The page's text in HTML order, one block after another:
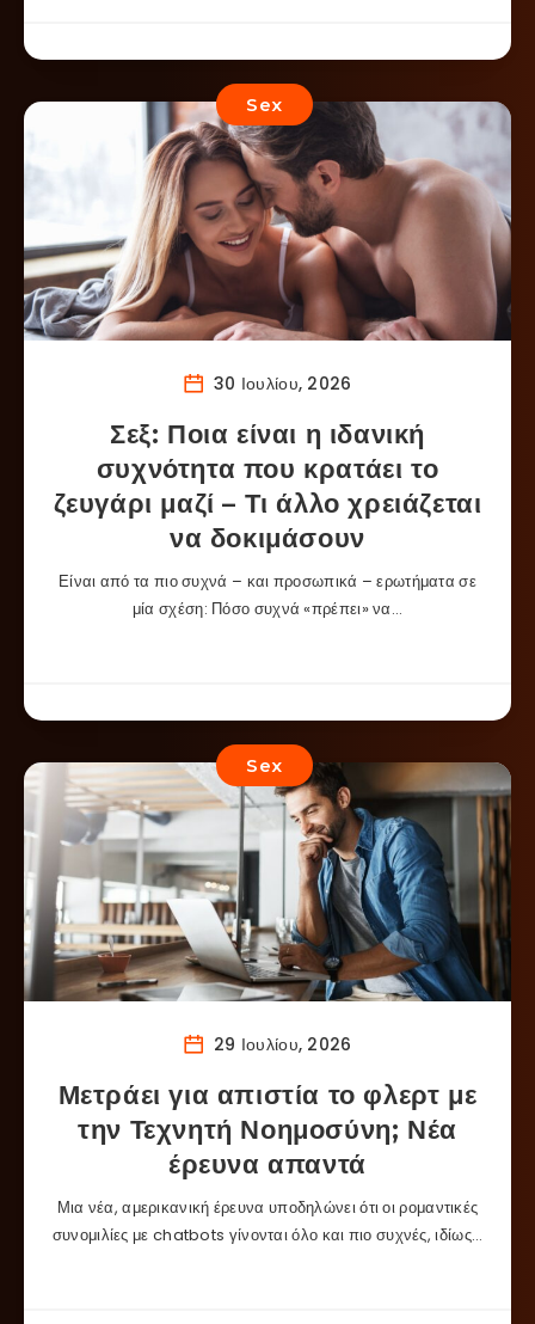
Sex
30 Ιουλίου, 2026
Σεξ: Ποια είναι η ιδανική
συχνότητα που κρατάει το
ζευγάρι μαζί – Τι άλλο χρειάζεται
να δοκιμάσουν
Είναι από τα πιο συχνά – και προσωπικά – ερωτήματα σε
μία σχέση: Πόσο συχνά «πρέπει» να…
Sex
29 Ιουλίου, 2026
Μετράει για απιστία το φλερτ με
την Τεχνητή Νοημοσύνη; Νέα
έρευνα απαντά
Μια νέα, αμερικανική έρευνα υποδηλώνει ότι οι ρομαντικές
συνομιλίες με chatbots γίνονται όλο και πιο συχνές, ιδίως…